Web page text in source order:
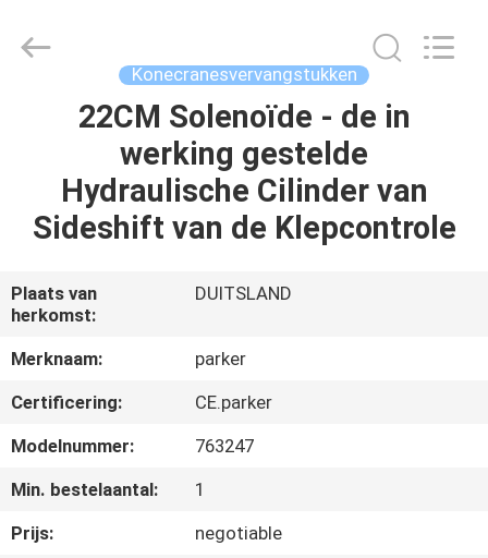
PRODUCTEN
ONS
FABRIEKSREIS
KWALITEITSCONTROLE
CONTACTEER
ONS
Rights
Konecranesvervangstukken
22CM Solenoïde - de in
werking gestelde
Hydraulische Cilinder van
Sideshift van de Klepcontrole
Plaats van
herkomst:
DUITSLAND
Merknaam:
parker
Certificering:
CE.parker
Modelnummer:
763247
Min. bestelaantal:
1
Prijs:
negotiable